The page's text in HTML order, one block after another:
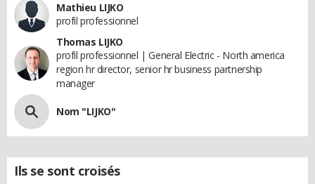
Mathieu LIJKO
profil professionnel
Thomas LIJKO
profil professionnel | General Electric - North america
region hr director, senior hr business partnership
manager
Nom "LIJKO"
Ils se sont croisés